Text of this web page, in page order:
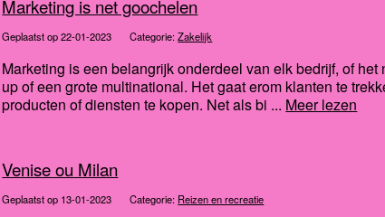
Marketing is net goochelen
Geplaatst op 22-01-2023 Categorie:Zakelijk
Marketing is een belangrijk onderdeel van elk bedrijf, of
up of een grote multinational. Het gaat erom klanten te
producten of diensten te kopen. Net als bi ... Meer lezen
Venise ou Milan
Geplaatst op 13-01-2023 Categorie: Reizen en recreatie